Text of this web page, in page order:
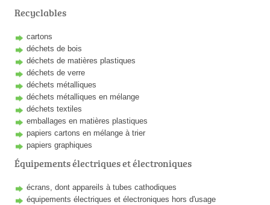
Recyclables
cartons
déchets de bois
déchets de matières plastiques
déchets de verre
déchets métalliques
déchets métalliques en mélange
déchets textiles
emballages en matières plastiques
papiers cartons en mélange à trier
papiers graphiques
Équipements électriques et électroniques
écrans, dont appareils à tubes cathodiques
équipements électriques et électroniques hors d'usage